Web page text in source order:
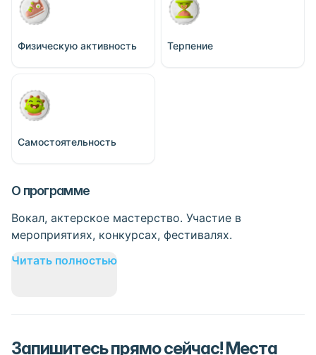
Физическую активность Терпение
Самостоятельность
О программе
Вокал, актерское мастерство. Участие в
мероприятиях, конкурсах, фестивалях.
Читать полностью
Запишитесь прямо сейчас! Места